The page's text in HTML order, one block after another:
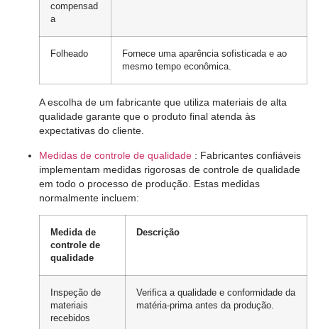
compensad
a
Folheado
Fornece uma aparência sofisticada e ao
mesmo tempo econômica.
A escolha de um fabricante que utiliza materiais de alta
qualidade garante que o produto final atenda às
expectativas do cliente.
Medidas de controle de qualidade : Fabricantes confiáveis ​​
implementam medidas rigorosas de controle de qualidade
em todo o processo de produção. Estas medidas
normalmente incluem:
Medida de
controle de
qualidade
Descrição
Inspeção de
materiais
recebidos
Verifica a qualidade e conformidade da
matéria-prima antes da produção.